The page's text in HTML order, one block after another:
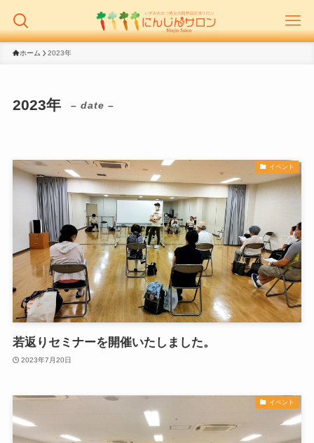
ホーム 2023年
2023年 – date –
イベント
若返りセミナーを開催いたしました。
2023年7月20日
イベント